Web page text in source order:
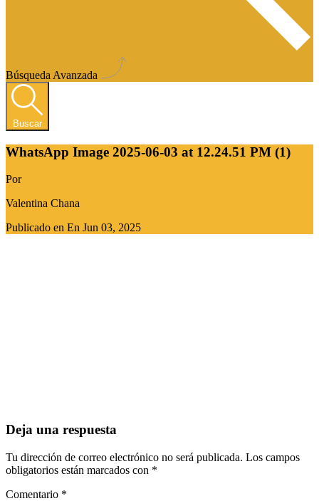
Búsqueda Avanzada
Buscar
WhatsApp Image 2025-06-03 at 12.24.51 PM (1)
Por
Valentina Chana
Publicado en En Jun 03, 2025
Deja una respuesta
Tu dirección de correo electrónico no será publicada. Los campos
obligatorios están marcados con *
Comentario *